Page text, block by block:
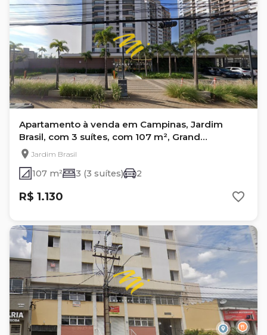
Apartamento à venda em Campinas, Jardim
Brasil, com 3 suítes, com 107 m², Grand
Guanabara One
Jardim Brasil
107 m² 3 (3 suítes) 2
R$ 1.130